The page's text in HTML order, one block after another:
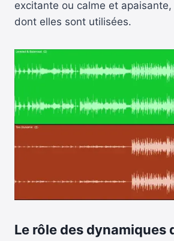
excitante ou calme et
dont elles sont utilisées.
Le rôle des dynamiques